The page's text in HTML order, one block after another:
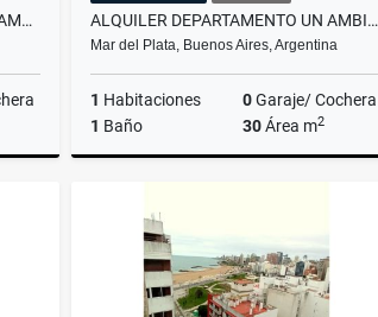
ALQUILER TEMPORARIO-DEPARTAMENTO 2 AMBIENTES- MAR DEL PLATA ALQUILER DEPARTAMENTO UN AMBIENTE DIVIDIDO/MAR DEL PLATA
Mar del Plata, Buenos Aires, Argentina
1 Habitaciones 0Garaje/ Cochera
1 Baño 30Área m2